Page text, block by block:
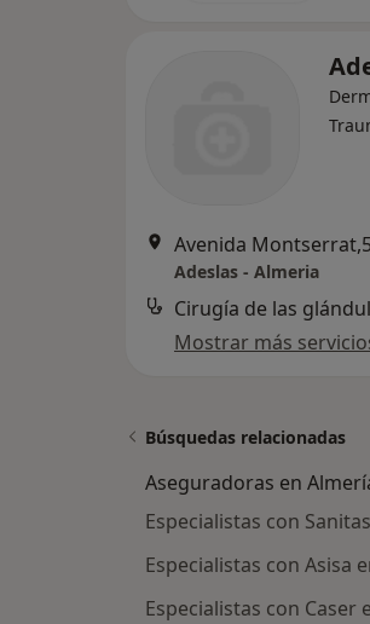
Avenida
Adeslas - Almeria
Mostrar más
Búsquedas relacionadas
Aseguradoras en
Especialistas con
Especialistas con Asisa
Especialistas con Caser